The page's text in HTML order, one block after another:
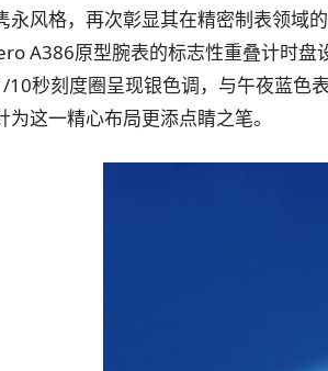
永风格，再次彰显其在精密制表领域
A386原型腕表的标志性重叠计时盘
10秒刻度圈呈现银色调，与午夜蓝色
为这一精心布局更添点睛之笔。